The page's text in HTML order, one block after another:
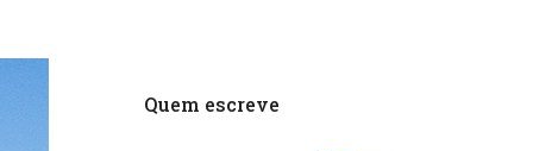
Quem escreve